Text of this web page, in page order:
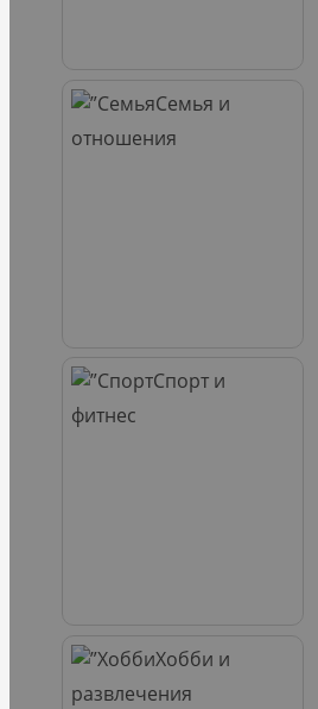
Семья и
отношения
Спорт и
фитнес
Хобби и
развлечения